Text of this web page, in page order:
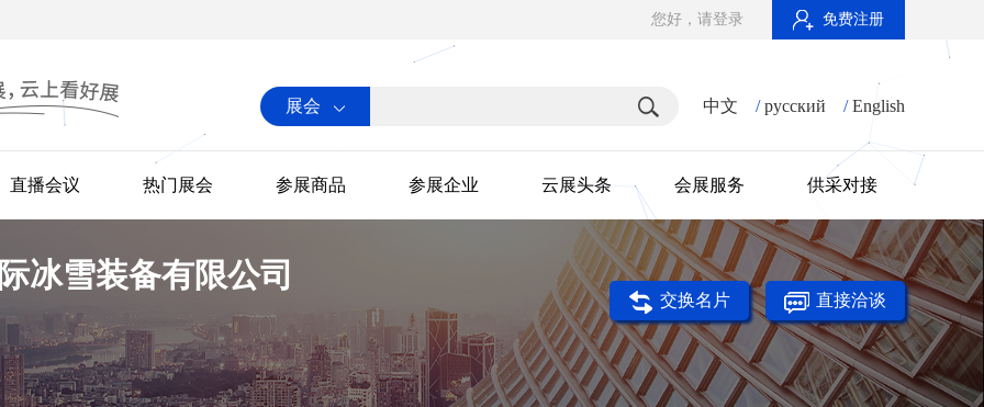
免费注册
您好，请登录
中文 /русский /English
展会
直播会议 热门展会 参展商品 参展企业 云展头条 会展服务 供采对接
冰雪装备有限公司
交换名片 直接洽谈